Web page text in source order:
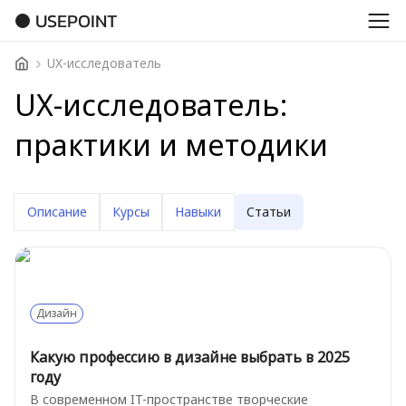
USEPOINT
UX-исследователь
UX-исследователь:
практики и методики
Описание Курсы Навыки Статьи
Дизайн
Какую профессию в дизайне выбрать в 2025
году
В современном IT-пространстве творческие